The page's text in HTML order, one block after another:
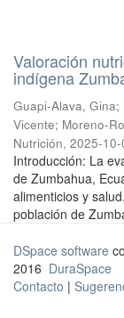
Valoración
indígena
Guapi-Alava, Gina;
Vicente; Moreno-
Nutrición, 2025-10-
Introducción: La
de Zumbahua,
alimenticios y
población de
DSpace software
2016 DuraSpace
Contacto |